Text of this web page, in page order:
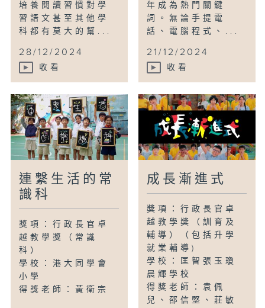
培養閱讀習慣對學
習語文甚至其他學
科都有莫大的幫...
28/12/2024
收看
年成為熱門關鍵
詞。無論手提電
話、電腦程式、...
21/12/2024
收看
連繫生活的常
識科
獎項：行政長官卓
越教學獎（常識
科）
學校：港大同學會
小學
得獎老師：黃衛宗
成長漸進式
獎項：行政長官卓
越教學獎（訓育及
輔導）（包括升學
就業輔導)
學校：匡智張玉瓊
晨輝學校
得獎老師：袁佩
兒、邵信堅、莊敏